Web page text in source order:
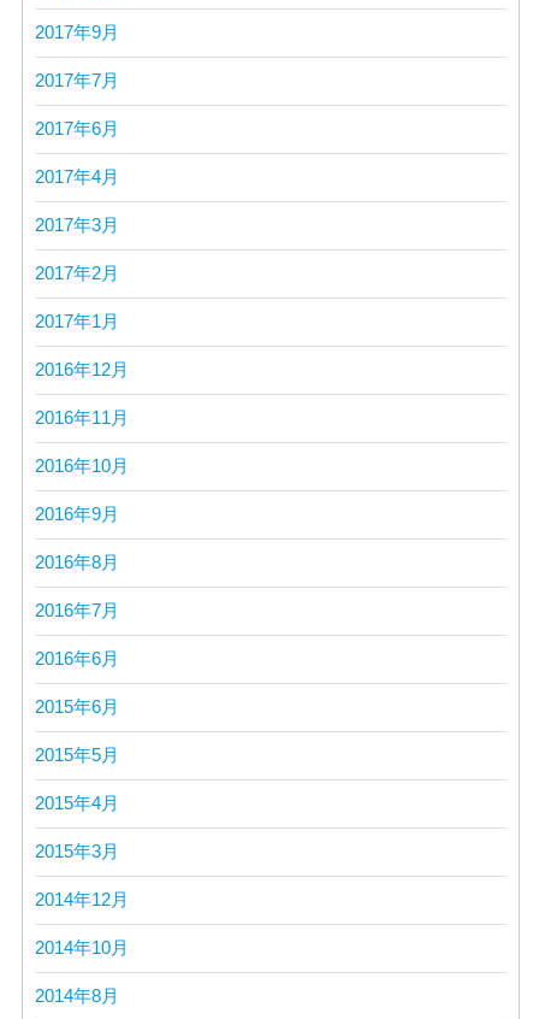
2017年9月
2017年7月
2017年6月
2017年4月
2017年3月
2017年2月
2017年1月
2016年12月
2016年11月
2016年10月
2016年9月
2016年8月
2016年7月
2016年6月
2015年6月
2015年5月
2015年4月
2015年3月
2014年12月
2014年10月
2014年8月